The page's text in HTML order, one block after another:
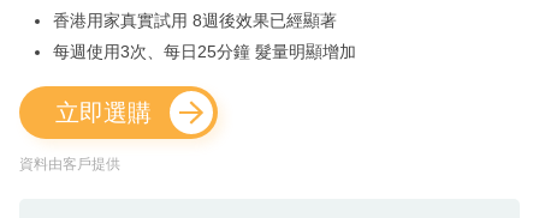
香港用家真實試用 8週後效果已經顯著
每週使用3次、每日25分鐘 髮量明顯增加
立即選購
資料由客戶提供